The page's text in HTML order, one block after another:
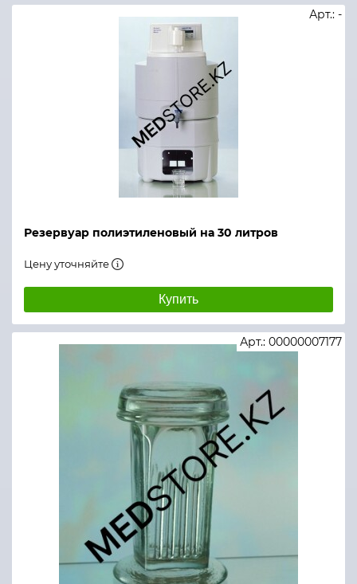
Резервуар полиэтиленовый на 30 литров
Арт.: -
Цену уточняйте
Купить
Арт.: 00000007177